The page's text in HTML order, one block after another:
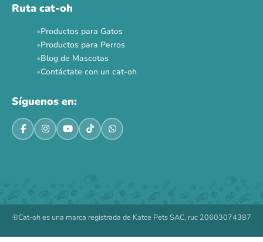
Ruta cat-oh
Productos para Gatos
Productos para Perros
Blog de Mascotas
Contáctate con un cat-oh
Síguenos en:
®Cat-oh es una marca registrada de Katce Pets SAC, ruc 20603074387